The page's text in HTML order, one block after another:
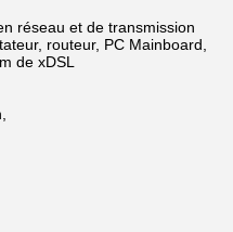
réseau et de transmission
routeur, PC Mainboard,
de xDSL